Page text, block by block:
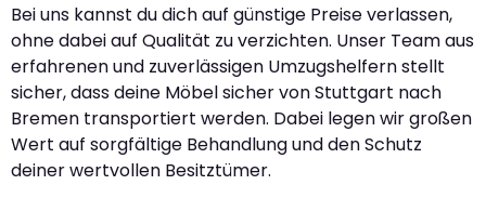
Bei uns kannst du dich auf günstige Preise verlassen,
ohne dabei auf Qualität zu verzichten. Unser Team aus
erfahrenen und zuverlässigen Umzugshelfern stellt
sicher, dass deine Möbel sicher von Stuttgart nach
Bremen transportiert werden. Dabei legen wir großen
Wert auf sorgfältige Behandlung und den Schutz
deiner wertvollen Besitztümer.